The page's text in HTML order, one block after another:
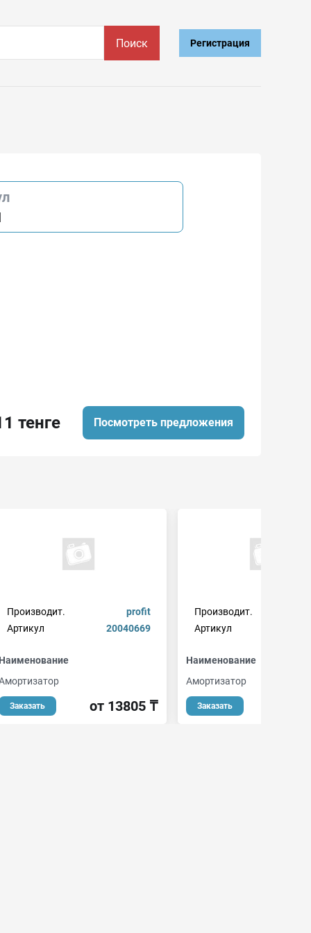
Поиск Регистрация
тенге Посмотреть предложения
Производит.
profit
Артикул
20040669
Наименование
Заказать от 13805 ₸
Производит.
Артикул
Наименование
Амортизатор
Заказать